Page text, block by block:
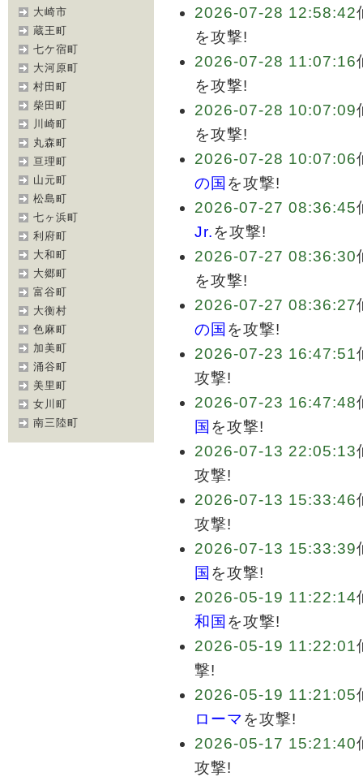
大崎市
蔵王町
七ケ宿町
大河原町
村田町
柴田町
川崎町
丸森町
亘理町
山元町
松島町
七ヶ浜町
利府町
大和町
大郷町
富谷町
大衡村
色麻町
加美町
涌谷町
美里町
女川町
南三陸町
2026-07-28 12:58:42
を攻撃!
2026-07-28 11:07:16
を攻撃!
2026-07-28 10:07:09
を攻撃!
2026-07-28 10:07:06
の国 を攻撃!
2026-07-27 08:36:45
Jr.を攻撃!
2026-07-27 08:36:30
を攻撃!
2026-07-27 08:36:27
の国 を攻撃!
2026-07-23 16:47:51
攻撃!
2026-07-23 16:47:48
国 を攻撃!
2026-07-13 22:05:13
攻撃!
2026-07-13 15:33:46
攻撃!
2026-07-13 15:33:39
国 を攻撃!
2026-05-19 11:22:14
和国 を攻撃!
2026-05-19 11:22:01
撃!
2026-05-19 11:21:05
ローマを攻撃!
2026-05-17 15:21:40
攻撃!